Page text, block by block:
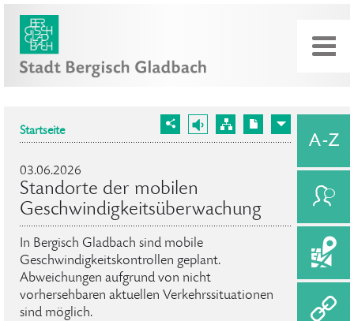
Startseite
03.06.2026
Standorte der mobilen
Geschwindigkeitsüberwachung
In Bergisch Gladbach sind mobile
Geschwindigkeitskontrollen geplant.
Abweichungen aufgrund von nicht
vorhersehbaren aktuellen Verkehrssituationen
sind möglich.